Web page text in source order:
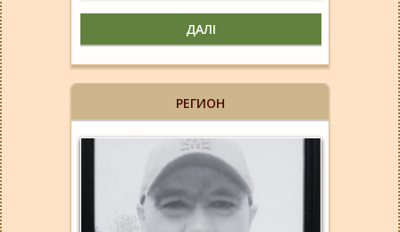
ДАЛІ
РЕГИОН